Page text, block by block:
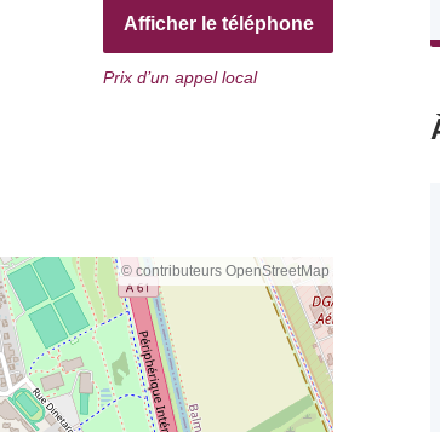
Afficher le téléphone
Prix d’un appel local
© contributeurs OpenStreetMap